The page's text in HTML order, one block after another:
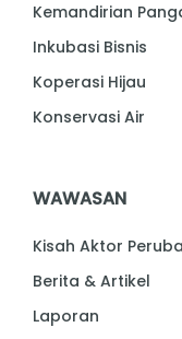
Kemandirian
Inkubasi Bisnis
Koperasi Hijau
Konservasi Air
WAWASAN
Kisah Aktor
Berita & Artikel
Laporan